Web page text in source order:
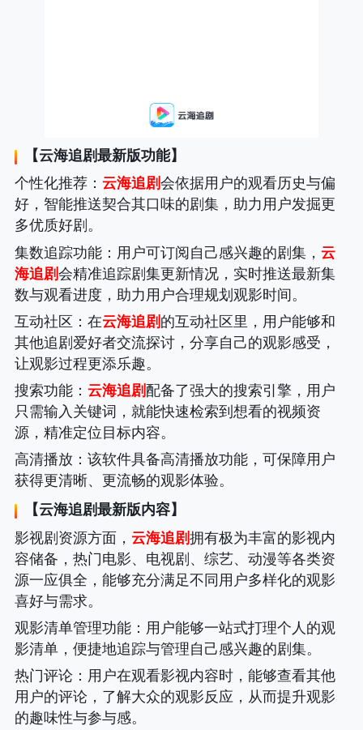
【云海追剧最新版功能】
个性化推荐： 云海追剧会依据用户的观看历史与偏
好，智能推送契合其口味的剧集，助力用户发掘更
多优质好剧。
集数追踪功能：用户可订阅自己感兴趣的剧集， 云
海追剧会精准追踪剧集更新情况，实时推送最新集
数与观看进度，助力用户合理规划观影时间。
互动社区 ：在云海追剧 的互动社区里，用户能够和
其他追剧爱好者交流探讨，分享自己的观影感受，
让观影过程更添乐趣。
搜索功能： 云海追剧配备了强大的搜索引擎，用户
只需输入关键词，就能快速检索到想看的视频资
源，精准定位目标内容。
高清播放 ：该软件具备高清播放功能，可保障用户
获得更清晰、更流畅的观影体验。
【云海追剧最新版内容】
影视剧资源方面， 云海追剧拥有极为丰富的影视内
容储备，热门电影、电视剧、综艺、动漫等各类资
源一应俱全，能够充分满足不同用户多样化的观影
喜好与需求。
观影清单管理功能：用户能够一站式打理个人的观
影清单，便捷地追踪与管理自己感兴趣的剧集。
热门评论 ：用户在观看影视内容时，能够查看其他
用户的评论，了解大众的观影反应，从而提升观影
的趣味性与参与感。